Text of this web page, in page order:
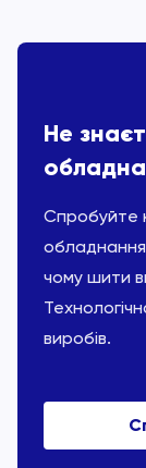
Не
Спробуйте
обладнання
чому шити
виробів.